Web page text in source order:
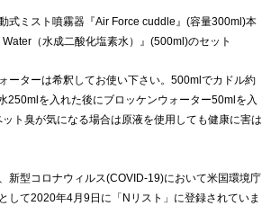
式ミスト噴霧器『Air Force cuddle』(容量300ml)本
（水成二酸化塩素水）』(500ml)のセット
ーターは希釈してお使い下さい。500mlでカドル約
250mlを入れた後にブロッケンウォーター50mlを入
ト臭が気になる場合は原液を使用しても健康に害は
新型コロナウィルス(COVID-19)において米国環境庁
して2020年4月9日に「Nリスト」に登録されていま